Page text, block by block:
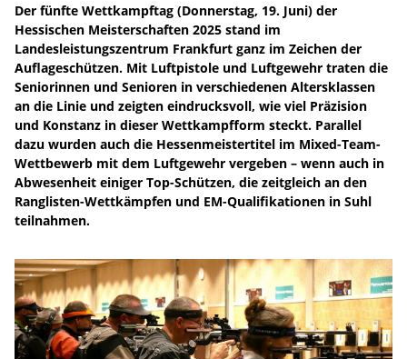
Der fünfte Wettkampftag (Donnerstag, 19. Juni) der
Hessischen Meisterschaften 2025 stand im
Landesleistungszentrum Frankfurt ganz im Zeichen der
Auflageschützen. Mit Luftpistole und Luftgewehr traten die
Seniorinnen und Senioren in verschiedenen Altersklassen
an die Linie und zeigten eindrucksvoll, wie viel Präzision
und Konstanz in dieser Wettkampfform steckt. Parallel
dazu wurden auch die Hessenmeistertitel im Mixed-Team-
Wettbewerb mit dem Luftgewehr vergeben – wenn auch in
Abwesenheit einiger Top-Schützen, die zeitgleich an den
Ranglisten-Wettkämpfen und EM-Qualifikationen in Suhl
teilnahmen.